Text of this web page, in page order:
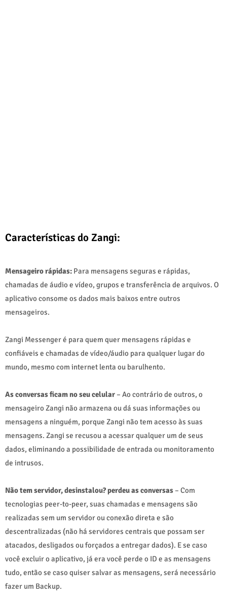
Características do Zangi:
Mensageiro rápidas: Para mensagens seguras e rápidas,
chamadas de áudio e vídeo, grupos e transferência de arquivos. O
aplicativo consome os dados mais baixos entre outros
mensageiros.
Zangi Messenger é para quem quer mensagens rápidas e
confiáveis e chamadas de vídeo/áudio para qualquer lugar do
mundo, mesmo com internet lenta ou barulhento.
As conversas ficam no seu celular – Ao contrário de outros, o
mensageiro Zangi não armazena ou dá suas informações ou
mensagens a ninguém, porque Zangi não tem acesso às suas
mensagens. Zangi se recusou a acessar qualquer um de seus
dados, eliminando a possibilidade de entrada ou monitoramento
de intrusos.
Não tem servidor, desinstalou? perdeu as conversas – Com
tecnologias peer-to-peer, suas chamadas e mensagens são
realizadas sem um servidor ou conexão direta e são
descentralizadas (não há servidores centrais que possam ser
atacados, desligados ou forçados a entregar dados). E se caso
você excluir o aplicativo, já era você perde o ID e as mensagens
tudo, então se caso quiser salvar as mensagens, será necessário
fazer um Backup.